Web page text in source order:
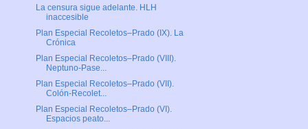
La censura sigue adelante. HLH
inaccesible
Plan Especial Recoletos–Prado (IX). La
Crónica
Plan Especial Recoletos–Prado (VIII).
Neptuno-Pase...
Plan Especial Recoletos–Prado (VII).
Colón-Recolet...
Plan Especial Recoletos–Prado (VI).
Espacios peato...